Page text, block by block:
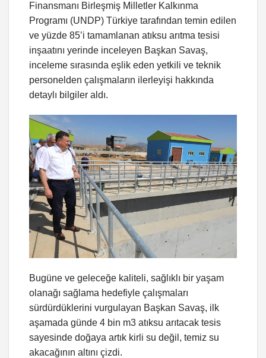
Finansmanı Birleşmiş Milletler Kalkınma
Programı (UNDP) Türkiye tarafından temin edilen
ve yüzde 85’i tamamlanan atıksu arıtma tesisi
inşaatını yerinde inceleyen Başkan Savaş,
inceleme sırasında eşlik eden yetkili ve teknik
personelden çalışmaların ilerleyişi hakkında
detaylı bilgiler aldı.
Bugüne ve geleceğe kaliteli, sağlıklı bir yaşam
olanağı sağlama hedefiyle çalışmaları
sürdürdüklerini vurgulayan Başkan Savaş, ilk
aşamada günde 4 bin m3 atıksu arıtacak tesis
sayesinde doğaya artık kirli su değil, temiz su
akacağının altını çizdi.